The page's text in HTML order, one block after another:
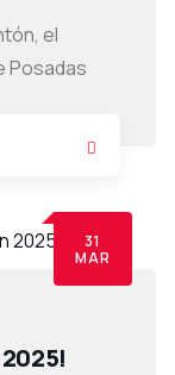
el
Posadas
31
MAR